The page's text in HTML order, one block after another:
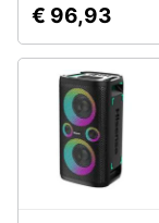
Promozioni
Servizi
Assistenza
clienti
€ 96,93